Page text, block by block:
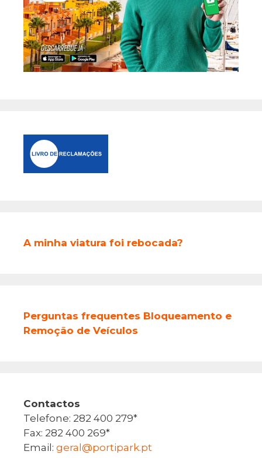
A minha viatura foi rebocada?
Perguntas frequentes Bloqueamento e
Remoção de Veículos
Contactos
Telefone: 282 400 279*
Fax: 282 400 269*
Email: geral@portipark.pt